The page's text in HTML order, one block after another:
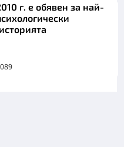
г. е обявен за най-